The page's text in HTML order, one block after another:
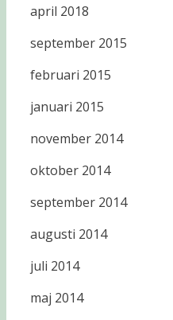
april 2018
september 2015
februari 2015
januari 2015
november 2014
oktober 2014
september 2014
augusti 2014
juli 2014
maj 2014